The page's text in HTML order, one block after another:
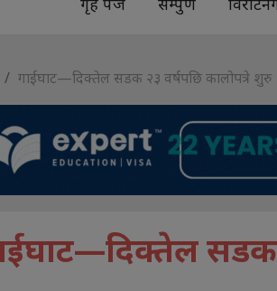
गाईघाट—दिक्तेल सडक २३ वर्षपछि कालोपत्रे शुरु